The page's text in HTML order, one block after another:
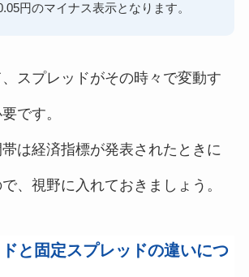
円のマイナス表示となります。
スプレッドがその時々で変動す
です。
は経済指標が発表されたときに
、視野に入れておきましょう。
と固定スプレッドの違いにつ